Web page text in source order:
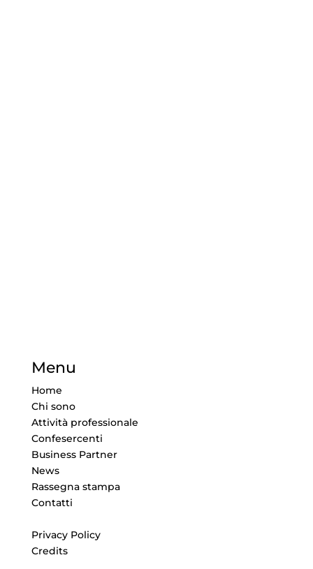
Menu
Home
Chi sono
Attività professionale
Confesercenti
Business Partner
News
Rassegna stampa
Contatti
Privacy Policy
Credits